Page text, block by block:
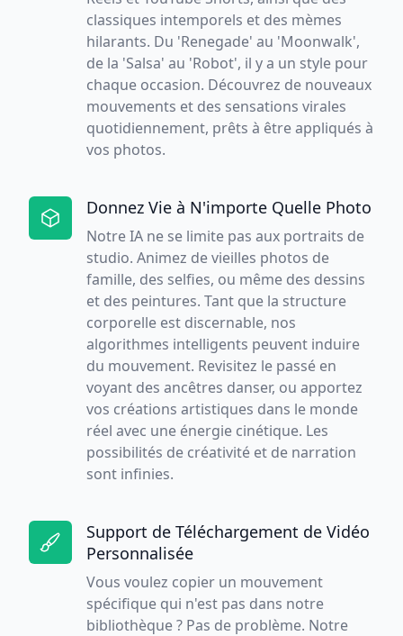
classiques intemporels et des mèmes
hilarants. Du 'Renegade' au 'Moonwalk',
de la 'Salsa' au 'Robot', il y a un style pour
chaque occasion. Découvrez de nouveaux
mouvements et des sensations virales
quotidiennement, prêts à être appliqués à
vos photos.
Donnez Vie à N'importe Quelle Photo
Notre IA ne se limite pas aux portraits de
studio. Animez de vieilles photos de
famille, des selfies, ou même des dessins
et des peintures. Tant que la structure
corporelle est discernable, nos
algorithmes intelligents peuvent induire
du mouvement. Revisitez le passé en
voyant des ancêtres danser, ou apportez
vos créations artistiques dans le monde
réel avec une énergie cinétique. Les
possibilités de créativité et de narration
sont infinies.
Support de Téléchargement de Vidéo
Personnalisée
Vous voulez copier un mouvement
spécifique qui n'est pas dans notre
bibliothèque ? Pas de problème. Notre